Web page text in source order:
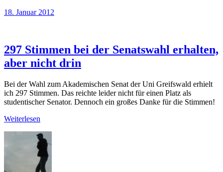
18. Januar 2012
297 Stimmen bei der Senatswahl erhalten,
aber nicht drin
Bei der Wahl zum Akademischen Senat der Uni Greifswald erhielt
ich 297 Stimmen. Das reichte leider nicht für einen Platz als
studentischer Senator. Dennoch ein großes Danke für die Stimmen!
Weiterlesen